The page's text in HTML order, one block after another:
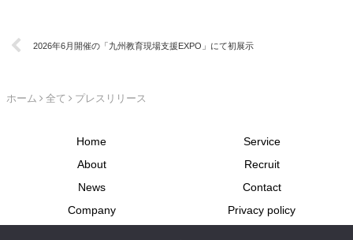
2026年6月開催の「九州教育現場支援EXPO」にて初展示
ホーム 全て プレスリリース
Home
Service
About
Recruit
News
Contact
Company
Privacy policy